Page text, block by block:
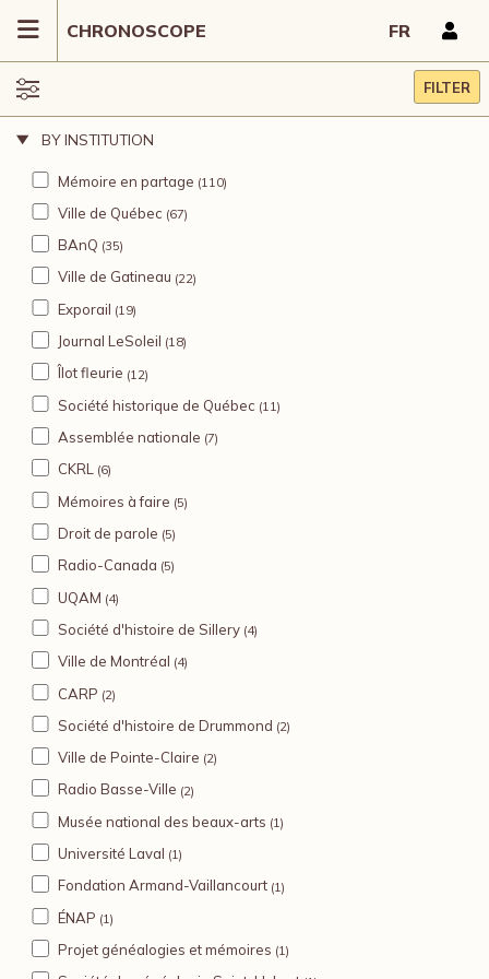
CHRONOSCOPE FR
FILTER
BY INSTITUTION
Mémoire en partage (110)
Ville de Québec (67)
BAnQ (35)
Ville de Gatineau (22)
Exporail (19)
Journal LeSoleil (18)
Îlot fleurie (12)
Société historique de Québec (11)
Assemblée nationale (7)
CKRL (6)
Mémoires à faire (5)
Droit de parole (5)
Radio-Canada (5)
UQAM (4)
Société d'histoire de Sillery (4)
Ville de Montréal (4)
CARP (2)
Société d'histoire de Drummond (2)
Ville de Pointe-Claire (2)
Radio Basse-Ville (2)
Musée national des beaux-arts (1)
Université Laval (1)
Fondation Armand-Vaillancourt (1)
ÉNAP (1)
Projet généalogies et mémoires (1)